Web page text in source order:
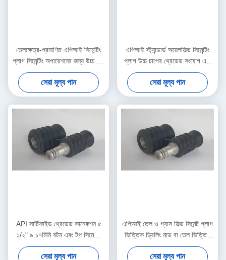
তেলক্ষেত্র-প্রমাণিত এপিআই সিমেন্টিং
প্লাগ সিমেন্টিং অপারেশনের জন্য উচ্চ চাপ
থ্রেডেড এবং উচ্চ তাপমাত্রা প্রতিরোধী
সেরা মূল্য পান
এপিআই স্ট্যান্ডার্ড অয়েলফিল্ড সিমেন্টিং
প্লাগ উচ্চ চাপের থ্রেডেড সংযোগ এবং
নির্ভরযোগ্য কূপ সিমেন্টিং প্রকল্পের জন্য
উচ্চ তাপমাত্রা প্রতিরোধী কর্মক্ষমতা
সেরা মূল্য পান
API সার্টিফাইড থ্রেডেড কানেকশন ৫
১/২" ৯.১৭মিমি বটম এবং টপ সিমেন্টিং
প্লাগ হাই-প্রেসার ও হাই টেম্পারেচার
ফর অয়েল ওয়েল সিমেন্টিং
সেরা মূল্য পান
এপিআই তেল ও গ্যাস ফিল্ড সিমেন্ট প্লাগ
ভিত্তিক ড্রিলিং মাড বা তেল ভিত্তিক
ডালিং মাড এবং পিডিসি ড্রিলযোগ্য
সেরা মূল্য পান